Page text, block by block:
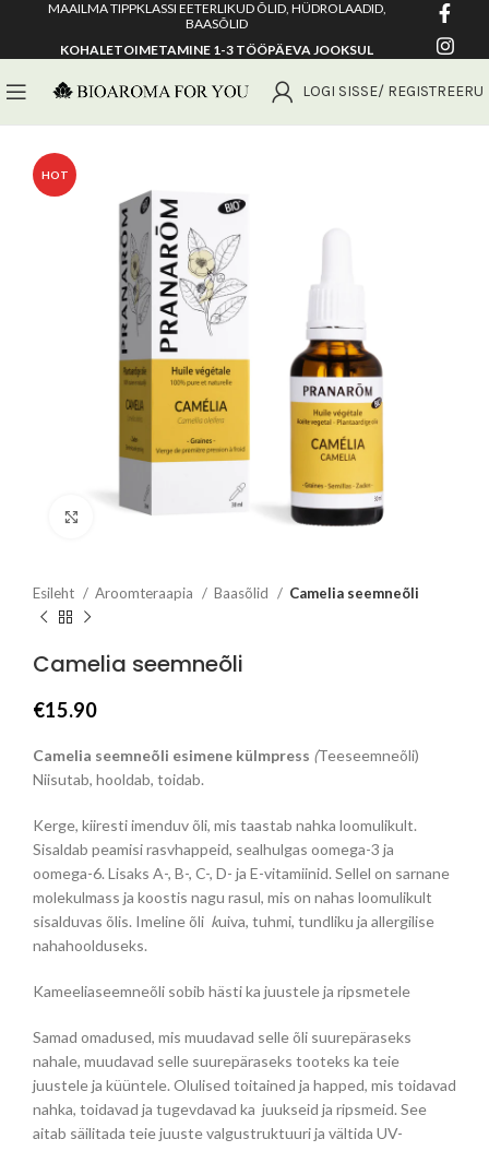
MAAILMA TIPPKLASSI EETERLIKUD ÕLID, HÜDROLAADID,
BAASÕLID
KOHALETOIMETAMINE 1-3 TÖÖPÄEVA JOOKSUL
LOGI SISSE/ REGISTREERU
HOT
Click to enlarge
Esileht Aroomteraapia Baasõlid Camelia seemneõli
Camelia seemneõli
€15.90
Camelia seemneõli esimene külmpress (Teeseemneõli)
Niisutab, hooldab, toidab.
Kerge, kiiresti imenduv õli, mis taastab nahka loomulikult.
Sisaldab peamisi rasvhappeid, sealhulgas oomega-3 ja
oomega-6. Lisaks A-, B-, C-, D- ja E-vitamiinid. Sellel on sarnane
molekulmass ja koostis nagu rasul, mis on nahas loomulikult
sisalduvas õlis. Imeline õli kuiva, tuhmi, tundliku ja allergilise
nahahoolduseks.
Kameeliaseemneõli sobib hästi ka juustele ja ripsmetele
Samad omadused, mis muudavad selle õli suurepäraseks
nahale, muudavad selle suurepäraseks tooteks ka teie
juustele ja küüntele. Olulised toitained ja happed, mis toidavad
nahka, toidavad ja tugevdavad ka juukseid ja ripsmeid. See
aitab säilitada teie juuste valgustruktuuri ja vältida UV-